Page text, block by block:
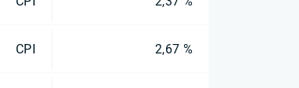
CPI 2,67 %